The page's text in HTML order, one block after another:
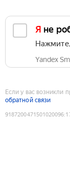
Я не
Yandex
Если у вас возникли
обратной связи
9187200471501020096: